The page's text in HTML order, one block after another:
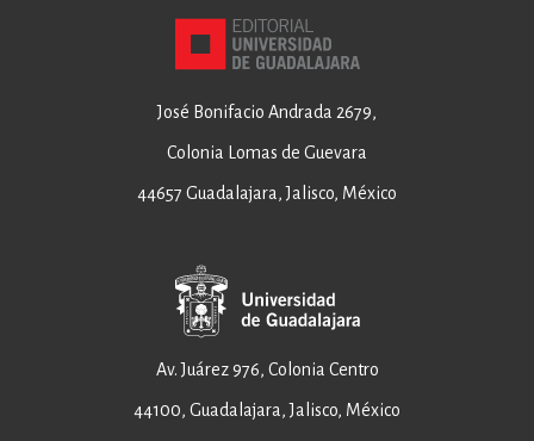
José Bonifacio Andrada 2679,
Colonia Lomas de Guevara
44657 Guadalajara, Jalisco, México
Av. Juárez 976, Colonia Centro
44100, Guadalajara, Jalisco, México